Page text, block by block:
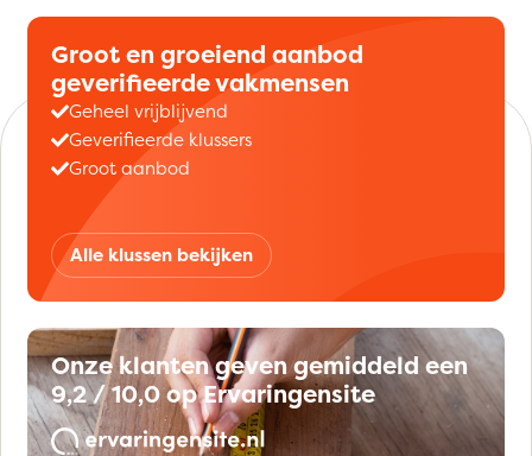
Groot en groeiend aanbod
geverifieerde vakmensen
Geheel vrijblijvend
Geverifieerde klussers
Groot aanbod
Alle klussen bekijken
Onze klanten geven gemiddeld een
9,2 / 10,0 op Ervaringensite